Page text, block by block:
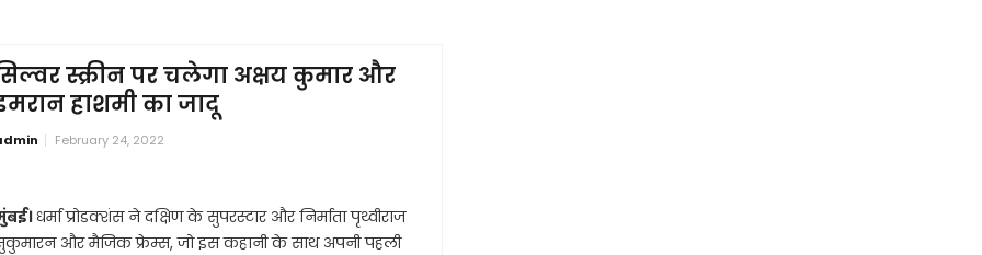
स्क्रीन पर चलेगा अक्षय कुमार और
हाशमी का जादू
February 24, 2022
धर्मा प्रोडक्शंस ने दक्षिण के सुपरस्टार और निर्माता पृथ्वीराज
और मैजिक फ्रेम्स, जो इस कहानी के साथ अपनी पहली